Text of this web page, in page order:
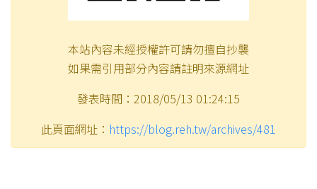
本站內容未經授權許可請勿擅自抄襲
如果需引用部分內容請註明來源網址
發表時間：2018/05/13 01:24:15
此頁面網址： https://blog.reh.tw/archives/481